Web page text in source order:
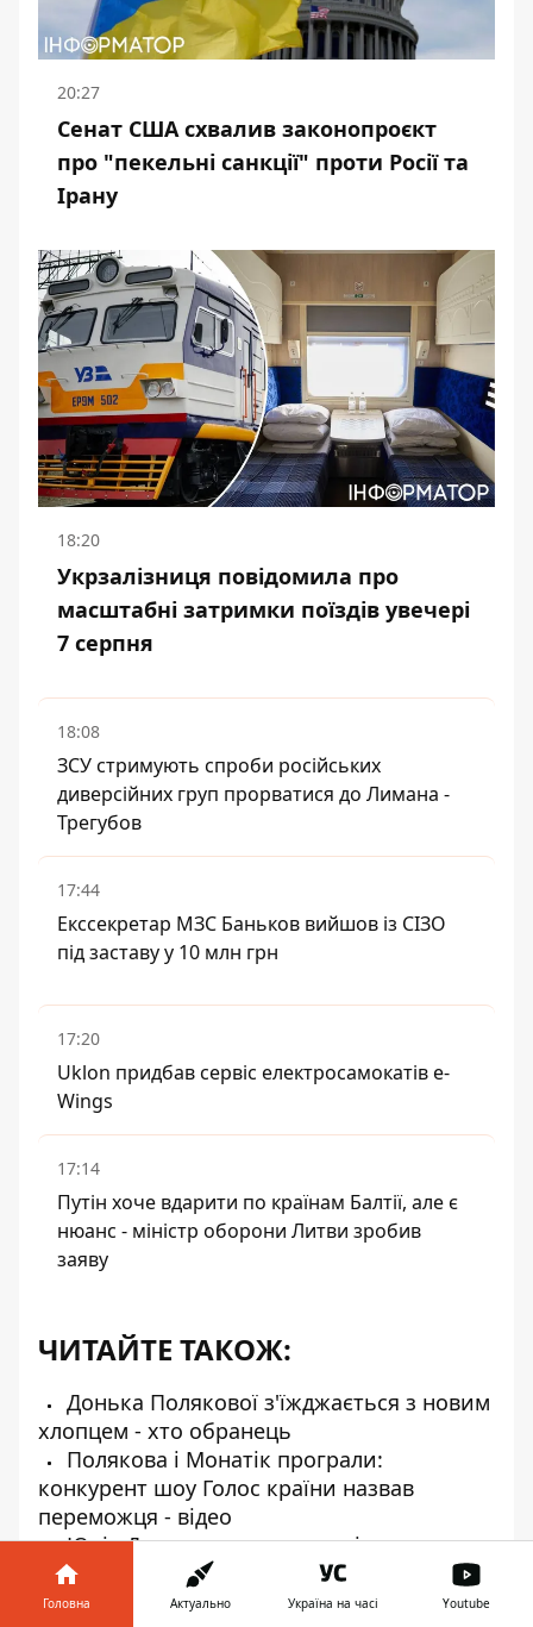
20:27
Сенат США схвалив законопроєкт
про "пекельні санкції" проти Росії та
Ірану
18:20
Укрзалізниця повідомила про
масштабні затримки поїздів увечері
7 серпня
18:08
ЗСУ стримують спроби російських
диверсійних груп прорватися до Лимана -
Трегубов
17:44
Екссекретар МЗС Баньков вийшов із СІЗО
під заставу у 10 млн грн
17:20
Uklon придбав сервіс електросамокатів e-
Wings
17:14
Путін хоче вдарити по країнам Балтії, але є
нюанс - міністр оборони Литви зробив
заяву
ЧИТАЙТЕ ТАКОЖ:
Донька Полякової з'їжджається з новим
хлопцем - хто обранець
Полякова і Монатік програли:
конкурент шоу Голос країни назвав
переможця - відео
Юрія Дудя приструнили за інтерес до
мовних патрулів
Віа Гра і війна: хто з них за Україну, а
Головна Актуально Україна на часі Youtube